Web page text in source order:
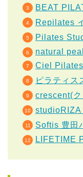
BEAT
Repilates
Pilates
natural
Ciel Pilates
ピラティス
crescent(
studioRIZA
Softis 豊田
LIFETIME